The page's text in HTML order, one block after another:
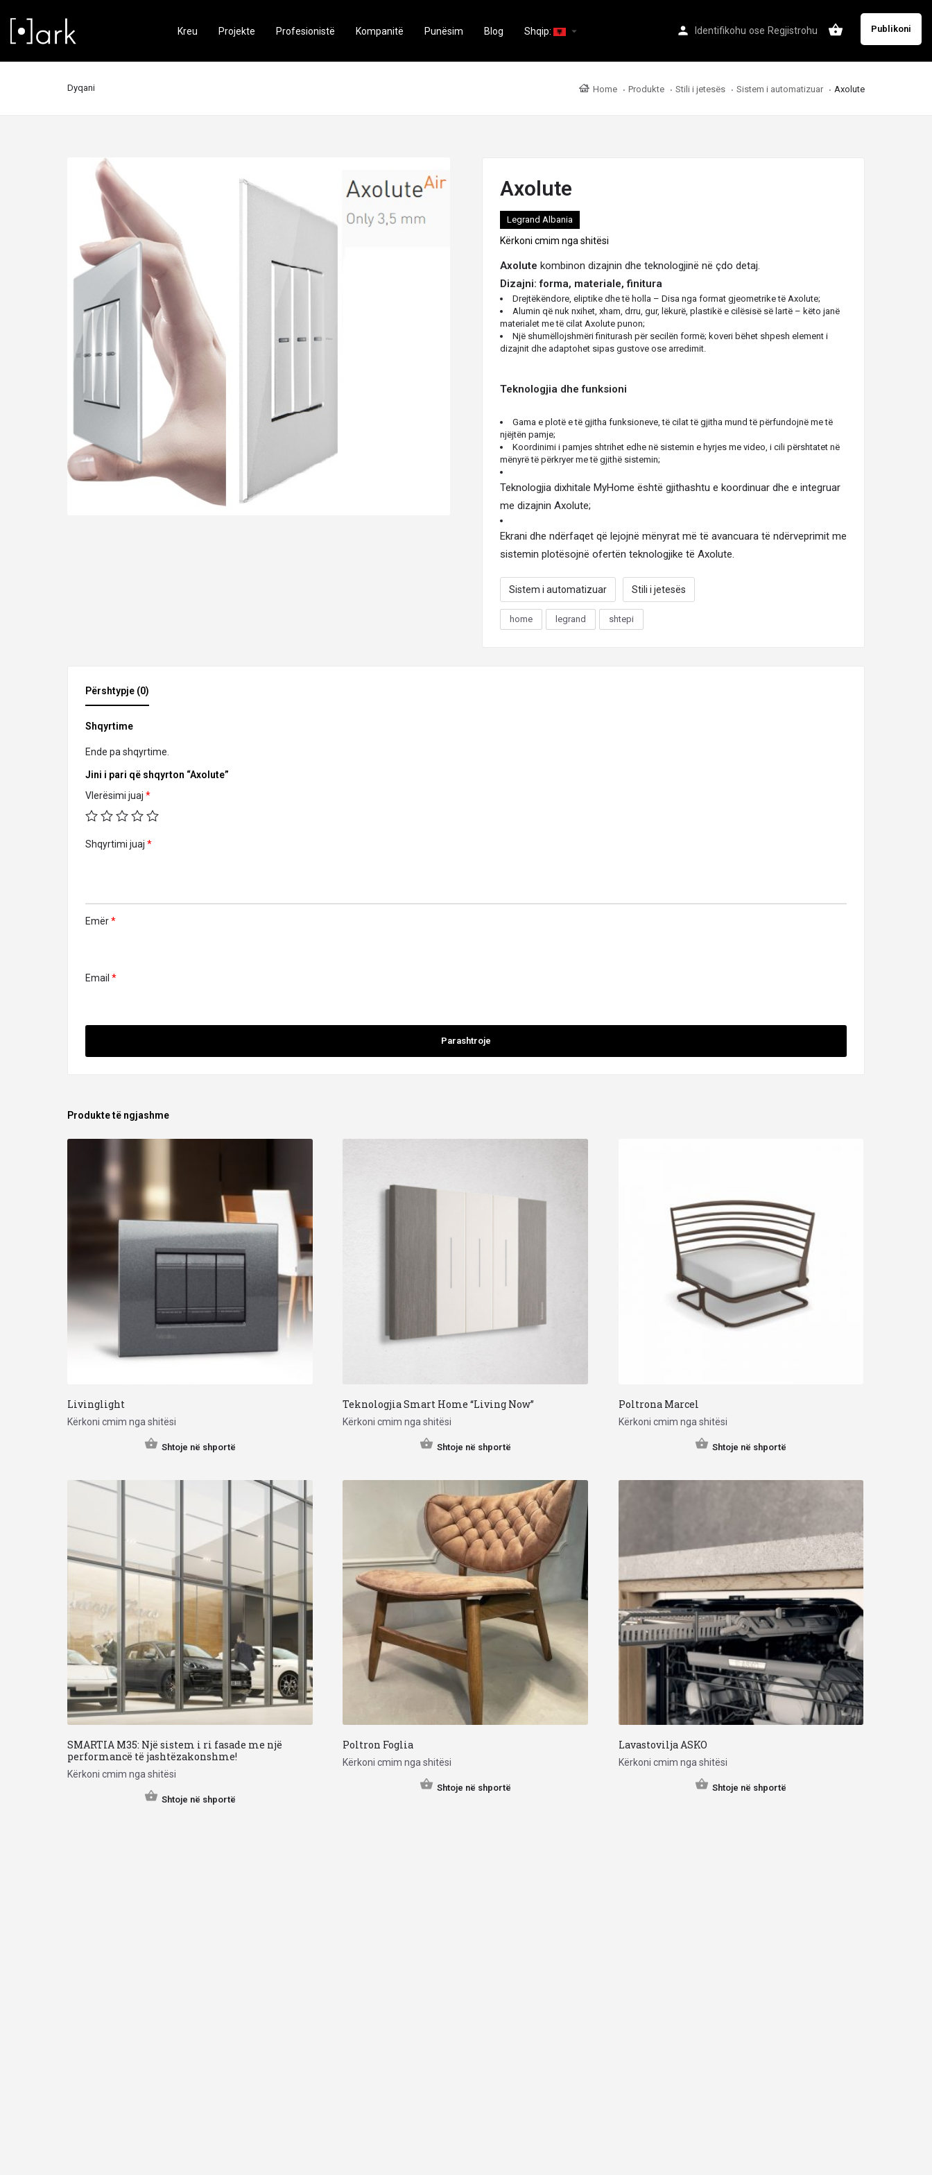
Identifikohu ose Regjistrohu Publikoni
Kreu Projekte Profesionistë Kompanitë Punësim Blog Shqip: arrow_drop_down
Dyqani Home Produkte Stili i jetesës Sistem i automatizuar Axolute
Axolute
Legrand Albania
Kërkoni cmim nga shitësi
Axolute kombinon dizajnin dhe teknologjinë në çdo detaj.
Dizajni: forma, materiale, finitura
Drejtëkëndore, eliptike dhe të holla – Disa nga format gjeometrike të Axolute;
Alumin që nuk nxihet, xham, drru, gur, lëkurë, plastikë e cilësisë së lartë – këto janë
materialet me të cilat Axolute punon;
Një shumëllojshmëri finiturash për secilën formë; koveri bëhet shpesh element i
dizajnit dhe adaptohet sipas gustove ose arredimit.
Teknologjia dhe funksioni
Gama e plotë e të gjitha funksioneve, të cilat të gjitha mund të përfundojnë me të
njëjtën pamje;
Koordinimi i pamjes shtrihet edhe në sistemin e hyrjes me video, i cili përshtatet në
mënyrë të përkryer me të gjithë sistemin;
Teknologjia dixhitale MyHome është gjithashtu e koordinuar dhe e integruar
me dizajnin Axolute;
Ekrani dhe ndërfaqet që lejojnë mënyrat më të avancuara të ndërveprimit me
sistemin plotësojnë ofertën teknologjike të Axolute.
Sistem i automatizuar Stili i jetesës
home legrand shtepi
Përshtypje (0)
Shqyrtime
Ende pa shqyrtime.
Jini i pari që shqyrton “Axolute”
Vlerësimi juaj *
Shqyrtimi juaj *
Emër*
Email *
Produkte të ngjashme
Livinglight
Kërkoni cmim nga shitësi
Shtoje në shportë
Teknologjia Smart Home “Living Now”
Kërkoni cmim nga shitësi
Shtoje në shportë
Poltrona Marcel
Kërkoni cmim nga shitësi
Shtoje në shportë
SMARTIA M35: Një sistem i ri fasade me një
performancë të jashtëzakonshme!
Kërkoni cmim nga shitësi
Shtoje në shportë
Poltron Foglia
Kërkoni cmim nga shitësi
Shtoje në shportë
Lavastovilja ASKO
Kërkoni cmim nga shitësi
Shtoje në shportë